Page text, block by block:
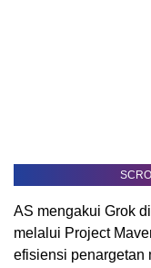
AS mengakui Grok
melalui Project
efisiensi penargetan